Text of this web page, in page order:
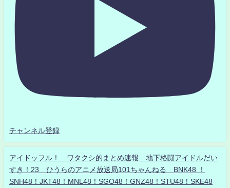
チャンネル登録
アイドッフル！ ワタクシ的まとめ速報 地下格闘アイドルだい
すき！23 ひうらのアニメ放送局101ちゃんねる BNK48 ！
SNH48！JKT48！MNL48！SGO48！GNZ48！STU48！SKE48